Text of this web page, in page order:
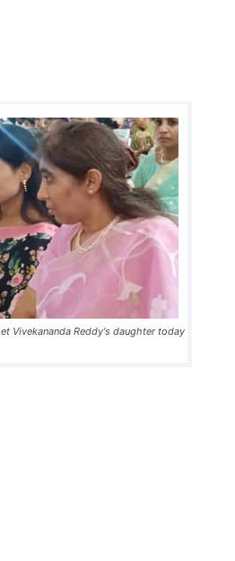
Vivekananda Reddy's daughter today